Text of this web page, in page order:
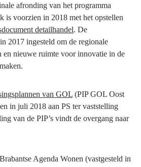
afronding van het programma
is voorzien in 2018 met het opstellen
detailhandel. De
2017 ingesteld om de regionale
en nieuwe ruimte voor innovatie in de
van GOL (PIP GOL Oost
in juli 2018 aan PS ter vaststelling
van de PIP’s vindt de overgang naar
Agenda Wonen (vastgesteld in